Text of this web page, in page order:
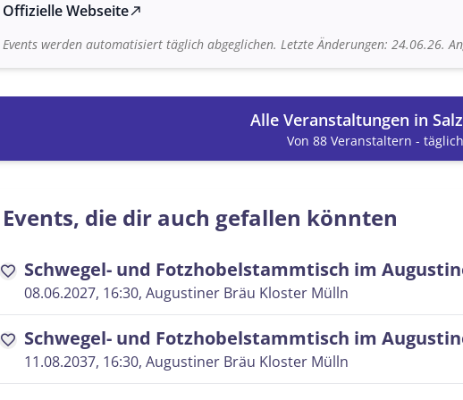
Offizielle Webseitenorth_east
Events werden automatisiert täglich abgeglichen. Letzte Änderungen: 24.06.26.
Alle Veranstaltungen in
Von 88 Veranstaltern -
Events, die dir auch gefallen könnten
favorite Schwegel- und Fotzhobelstammtisch im
08.06.2027, 16:30, Augustiner Bräu Kloster Mülln
favorite Schwegel- und Fotzhobelstammtisch im
11.08.2037, 16:30, Augustiner Bräu Kloster Mülln